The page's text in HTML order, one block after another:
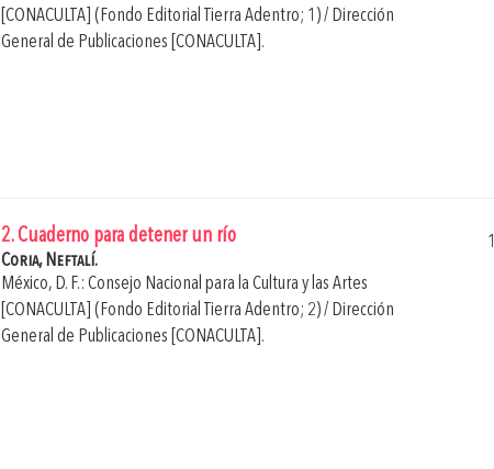
[CONACULTA] (Fondo Editorial Tierra Adentro; 1) / Dirección
General de Publicaciones [CONACULTA].
2. Cuaderno para detener un río
Coria, Neftalí.
México, D. F.: Consejo Nacional para la Cultura y las Artes
[CONACULTA] (Fondo Editorial Tierra Adentro; 2) / Dirección
General de Publicaciones [CONACULTA].